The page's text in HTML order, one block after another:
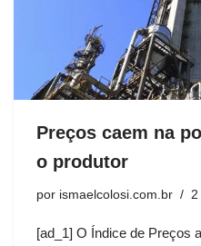
Preços caem na
o produtor
por ismaelcolosi.com.br 2
[ad_1] O Índice de Preços